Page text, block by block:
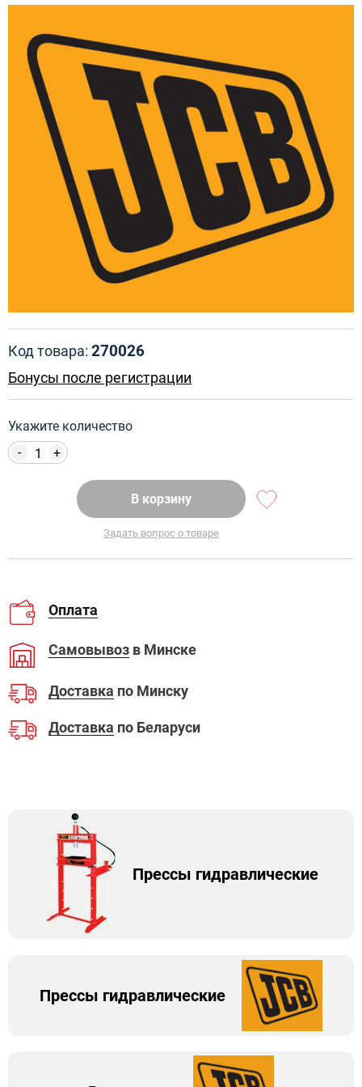
Код товара: 270026
Бонусы после регистрации
Укажите количество
+
-
В корзину
Задать вопрос о товаре
Оплата
Самовывоз в Минске
Доставка по Минску
Доставка по Беларуси
Прессы гидравлические
Прессы гидравлические